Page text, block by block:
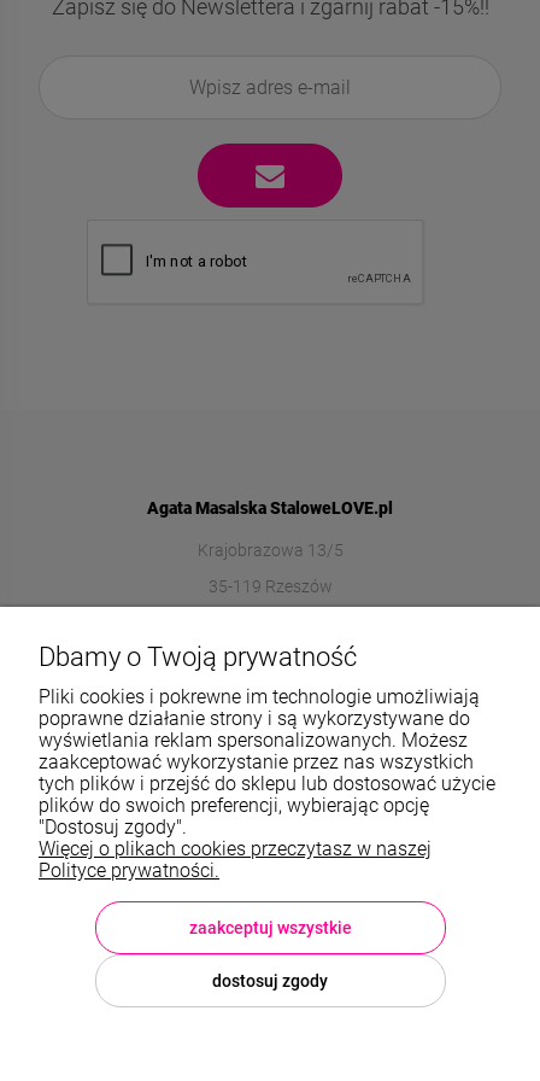
Zapisz się do Newslettera i zgarnij rabat -15%!!
Agata Masalska StaloweLOVE.pl
Krajobrazowa 13/5
35-119 Rzeszów
572989669
Informacje
O nas
TWOJE KONTO
Sklep: StaloweLOVE, Krajobrazowa 13/5, 35-119 Rzeszów, woj.
podkarpackie, NIP: 8133612433, tel.:572 989 669
sklep@stalowelove.com.pl
Dbamy o Twoją prywatność
Pliki cookies i pokrewne im technologie umożliwiają
poprawne działanie strony i są wykorzystywane do
wyświetlania reklam spersonalizowanych. Możesz
zaakceptować wykorzystanie przez nas wszystkich
tych plików i przejść do sklepu lub dostosować użycie
plików do swoich preferencji, wybierając opcję
"Dostosuj zgody".
Więcej o plikach cookies przeczytasz w naszej
Polityce prywatności.
dostosuj zgody
zaakceptuj wszystkie